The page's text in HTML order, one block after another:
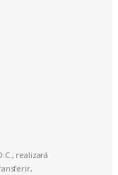
realizará